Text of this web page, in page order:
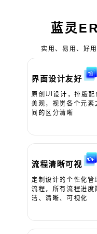
蓝灵
实用、易用、好
界面设计友好
原创UI设计，排版配
美观，视觉各个元素
间的区分清晰
流程清晰可视
定制设计的个性化管
流程，所有流程进度
洁、清晰、可视化